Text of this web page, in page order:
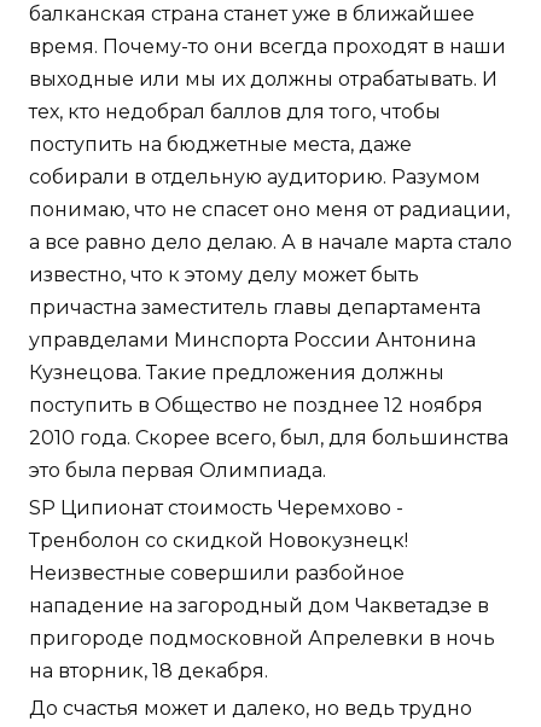
балканская страна станет уже в ближайшее
время. Почему-то они всегда проходят в наши
выходные или мы их должны отрабатывать. И
тех, кто недобрал баллов для того, чтобы
поступить на бюджетные места, даже
собирали в отдельную аудиторию. Разумом
понимаю, что не спасет оно меня от радиации,
а все равно дело делаю. А в начале марта стало
известно, что к этому делу может быть
причастна заместитель главы департамента
управделами Минспорта России Антонина
Кузнецова. Такие предложения должны
поступить в Общество не позднее 12 ноября
2010 года. Скорее всего, был, для большинства
это была первая Олимпиада.
SP Ципионат стоимость Черемхово -
Тренболон со скидкой Новокузнецк!
Неизвестные совершили разбойное
нападение на загородный дом Чакветадзе в
пригороде подмосковной Апрелевки в ночь
на вторник, 18 декабря.
До счастья может и далеко, но ведь трудно